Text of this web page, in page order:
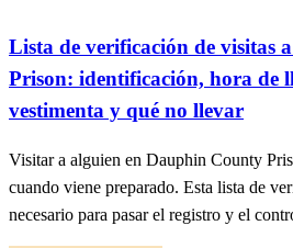
Lista de verificación de visitas
Prison: identificación, hora de
vestimenta y qué no llevar
Visitar a alguien en Dauphin County
cuando viene preparado. Esta lista de
necesario para pasar el registro y el